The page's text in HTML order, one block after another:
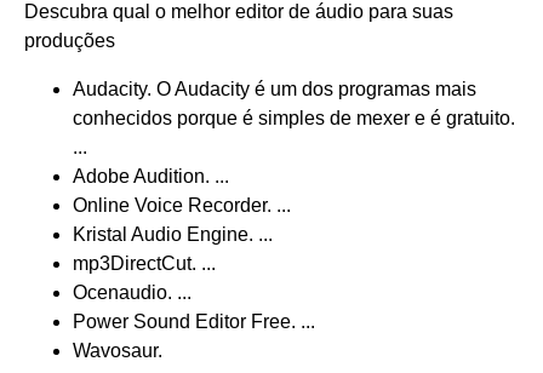
Descubra qual o melhor editor de áudio para suas
produções
Audacity. O Audacity é um dos programas mais
conhecidos porque é simples de mexer e é gratuito.
...
Adobe Audition. ...
Online Voice Recorder. ...
Kristal Audio Engine. ...
mp3DirectCut. ...
Ocenaudio. ...
Power Sound Editor Free. ...
Wavosaur.